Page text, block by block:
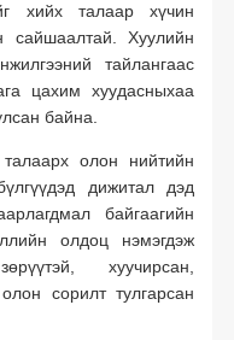
хийх талаар хүчин
сайшаалтай. Хуулийн
тайлангаас
цахим хуудасныхаа
байна.
олон нийтийн
дижитал дэд
байгаагийн
олдоц нэмэгдэж
хуучирсан,
сорилт тулгарсан